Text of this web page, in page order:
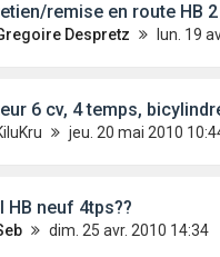
remise en route HB 2
Despretz lun. 19 avr. 2010
6 cv, 4 temps, bicylindre, démarrage
jeu. 20 mai 2010
HB neuf 4tps??
dim. 25 avr. 2010 14:34